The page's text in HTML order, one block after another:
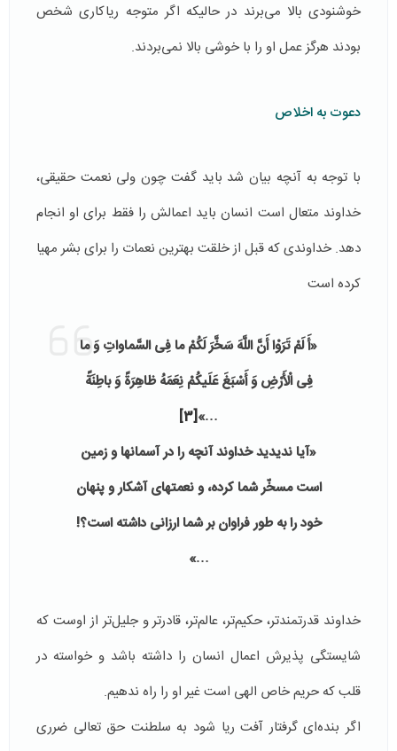
خوشنودی بالا می‌برند در حالیکه اگر متوجه ریاکاری شخص
بودند هرگز عمل او را با خوشی بالا نمی‌بردند.
دعوت به اخلاص
با توجه به آنچه بیان شد باید گفت چون ولی نعمت حقیقی،
خداوند متعال است انسان باید اعمالش را فقط برای او انجام
دهد. خداوندی که قبل از خلقت بهترین نعمات را برای بشر مهیا
کرده است
«أَ لَمْ تَرَوْا أَنَّ اللَّهَ سَخَّرَ لَكُمْ ما فِی السَّماواتِ وَ ما
فِی الْأَرْضِ وَ أَسْبَغَ عَلَیكُمْ نِعَمَهُ ظاهِرَةً وَ باطِنَةً
…»
[3]
«آیا ندیدید خداوند آنچه را در آسمانها و زمین
است مسخّر شما كرده، و نعمتهاى آشكار و پنهان
خود را به طور فراوان بر شما ارزانى داشته است؟!
…»
خداوند قدرتمندتر، حكیم‌تر، عالم‌تر، قادرتر و جلیل‌تر از اوست كه
شایستگی پذیرش اعمال انسان را داشته باشد و خواسته در
قلب که حریم خاص الهی است غیر او را راه ندهیم.
اگر بنده‌ای گرفتار آفت ریا شود به سلطنت حق تعالی ضرری